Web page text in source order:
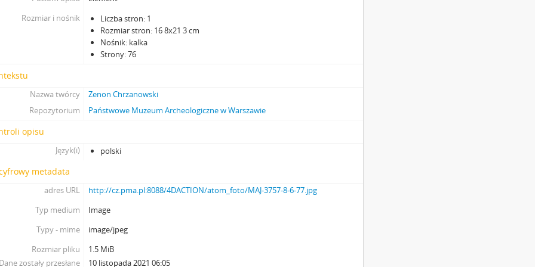
Rozmiar i nośnik
Liczba stron: 1
Rozmiar stron: 16 8x21 3 cm
Nośnik: kalka
Strony: 76
Nazwa twórcy
Zenon Chrzanowski
Repozytorium
Państwowe Muzeum Archeologiczne w Warszawie
opisu
Język(i) polski
metadata
adres URL
http://cz.pma.pl:8088/4DACTION/atom_foto/MAJ-3757-8-6-77.jpg
Typ medium
Image
Typy - mime
image/jpeg
Rozmiar pliku
1.5 MiB
Dane zostały przesłane
10 listopada 2021 06:05